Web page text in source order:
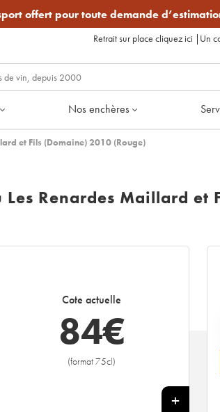
offert pour toute demande
Retrait sur place cliquez ici | Un
Nos enchères
et Fils (Domaine) 2010 (Rouge)
Renardes Maillard et
Cote actuelle
84€
(format 75cl)
+